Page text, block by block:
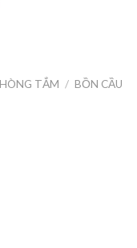
TẮM / BỒN CẦU